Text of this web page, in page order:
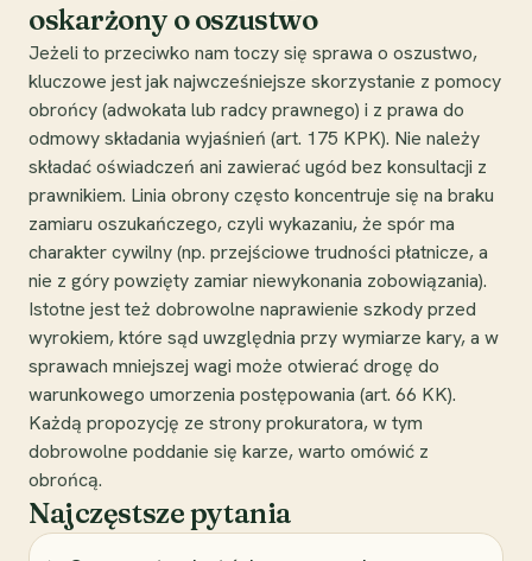
oskarżony o oszustwo
Jeżeli to przeciwko nam toczy się sprawa o oszustwo,
kluczowe jest jak najwcześniejsze skorzystanie z pomocy
obrońcy (adwokata lub radcy prawnego) i z prawa do
odmowy składania wyjaśnień (art. 175 KPK). Nie należy
składać oświadczeń ani zawierać ugód bez konsultacji z
prawnikiem. Linia obrony często koncentruje się na braku
zamiaru oszukańczego, czyli wykazaniu, że spór ma
charakter cywilny (np. przejściowe trudności płatnicze, a
nie z góry powzięty zamiar niewykonania zobowiązania).
Istotne jest też dobrowolne naprawienie szkody przed
wyrokiem, które sąd uwzględnia przy wymiarze kary, a w
sprawach mniejszej wagi może otwierać drogę do
warunkowego umorzenia postępowania (art. 66 KK).
Każdą propozycję ze strony prokuratora, w tym
dobrowolne poddanie się karze, warto omówić z
obrońcą.
Najczęstsze pytania